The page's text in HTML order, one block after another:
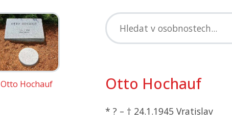
Otto Hochauf Otto Hochauf
* ? – † 24.1.1945 Vratislav